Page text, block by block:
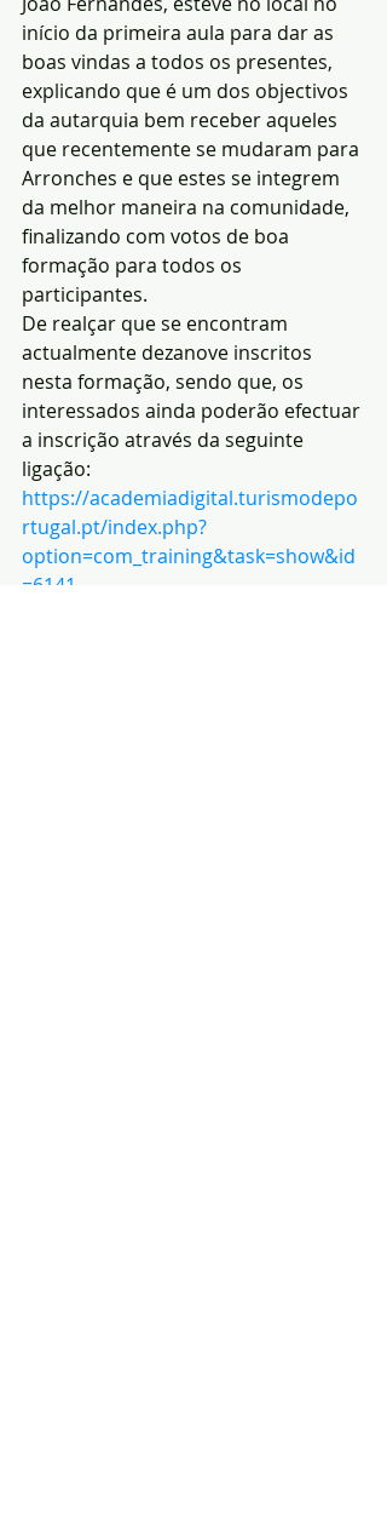
início da primeira aula para dar as
boas vindas a todos os presentes,
explicando que é um dos objectivos
da autarquia bem receber aqueles
que recentemente se mudaram para
Arronches e que estes se integrem
da melhor maneira na comunidade,
finalizando com votos de boa
formação para todos os
participantes.
De realçar que se encontram
actualmente dezanove inscritos
nesta formação, sendo que, os
interessados ainda poderão efectuar
a inscrição através da seguinte
ligação:
https://academiadigital.turismodepo
rtugal.pt/index.php?
option=com_training&task=show&id
=6141